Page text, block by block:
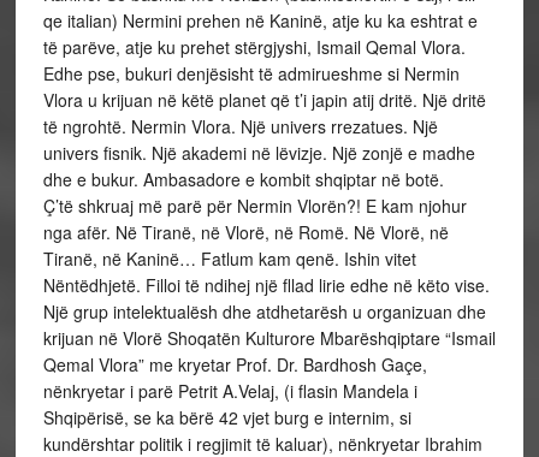
qe italian) Nermini prehen në Kaninë, atje ku ka eshtrat e
të parëve, atje ku prehet stërgjyshi, Ismail Qemal Vlora.
Edhe pse, bukuri denjësisht të admirueshme si Nermin
Vlora u krijuan në këtë planet që t’i japin atij dritë. Një dritë
të ngrohtë. Nermin Vlora. Një univers rrezatues. Një
univers fisnik. Një akademi në lëvizje. Një zonjë e madhe
dhe e bukur. Ambasadore e kombit shqiptar në botë.
Ç’të shkruaj më parë për Nermin Vlorën?! E kam njohur
nga afër. Në Tiranë, në Vlorë, në Romë. Në Vlorë, në
Tiranë, në Kaninë… Fatlum kam qenë. Ishin vitet
Nëntëdhjetë. Filloi të ndihej një fllad lirie edhe në këto vise.
Një grup intelektualësh dhe atdhetarësh u organizuan dhe
krijuan në Vlorë Shoqatën Kulturore Mbarëshqiptare “Ismail
Qemal Vlora” me kryetar Prof. Dr. Bardhosh Gaçe,
nënkryetar i parë Petrit A.Velaj, (i flasin Mandela i
Shqipërisë, se ka bërë 42 vjet burg e internim, si
kundërshtar politik i regjimit të kaluar), nënkryetar Ibrahim